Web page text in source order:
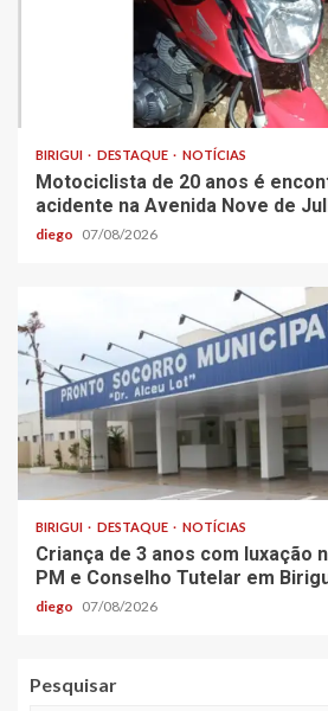
BIRIGUI DESTAQUE NOTÍCIAS
Motociclista de 20 anos é
acidente na Avenida Nove de
diego 07/08/2026
BIRIGUI DESTAQUE NOTÍCIAS
Criança de 3 anos com luxação
PM e Conselho Tutelar em
diego 07/08/2026
Pesquisar